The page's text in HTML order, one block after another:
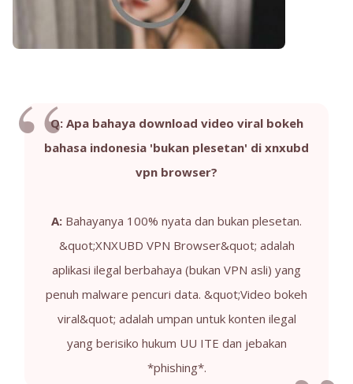
Q: Apa bahaya download video viral bokeh
bahasa indonesia 'bukan plesetan' di xnxubd
vpn browser?
A: Bahayanya 100% nyata dan bukan plesetan.
&quot;XNXUBD VPN Browser&quot; adalah
aplikasi ilegal berbahaya (bukan VPN asli) yang
penuh malware pencuri data. &quot;Video bokeh
viral&quot; adalah umpan untuk konten ilegal
yang berisiko hukum UU ITE dan jebakan
*phishing*.